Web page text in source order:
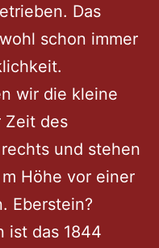
Das
schon immer
wir die kleine
Zeit des
und stehen
Höhe vor einer
Eberstein?
ist das 1844